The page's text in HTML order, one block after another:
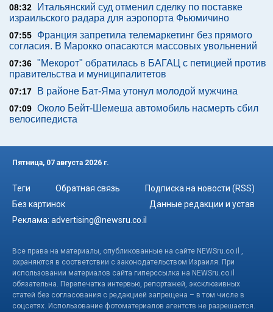
08:32
Итальянский суд отменил сделку по поставке
израильского радара для аэропорта Фьюмичино
07:55
Франция запретила телемаркетинг без прямого
согласия. В Марокко опасаются массовых увольнений
07:36 "Мекорот" обратилась в БАГАЦ с петицией против
правительства и муниципалитетов
07:17 В районе Бат-Яма утонул молодой мужчина
07:09 Около Бейт-Шемеша автомобиль насмерть сбил
велосипедиста
Пятница, 07 августа 2026 г.
Теги Обратная связь
Подписка на новости (RSS)
Без картинок
Данные редакции и устав
Реклама: advertising@newsru.co.il
Все права на материалы, опубликованные на сайте NEWSru.co.il ,
охраняются в соответствии с законодательством Израиля. При
использовании материалов сайта гиперссылка на NEWSru.co.il
обязательна. Перепечатка интервью, репортажей, эксклюзивных
статей без согласования с редакцией запрещена – в том числе в
соцсетях. Использование фотоматериалов агентств не разрешается.